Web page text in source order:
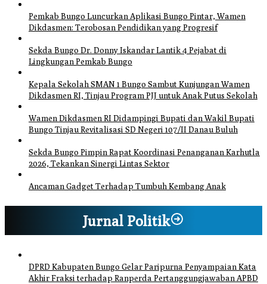
Pemkab Bungo Luncurkan Aplikasi Bungo Pintar, Wamen
Dikdasmen: Terobosan Pendidikan yang Progresif
Sekda Bungo Dr. Donny Iskandar Lantik 4 Pejabat di
Lingkungan Pemkab Bungo
Kepala Sekolah SMAN 1 Bungo Sambut Kunjungan Wamen
Dikdasmen RI, Tinjau Program PJJ untuk Anak Putus Sekolah
Wamen Dikdasmen RI Didampingi Bupati dan Wakil Bupati
Bungo Tinjau Revitalisasi SD Negeri 107/II Danau Buluh
Sekda Bungo Pimpin Rapat Koordinasi Penanganan Karhutla
2026, Tekankan Sinergi Lintas Sektor
Ancaman Gadget Terhadap Tumbuh Kembang Anak
Jurnal Politik
DPRD Kabupaten Bungo Gelar Paripurna Penyampaian Kata
Akhir Fraksi terhadap Ranperda Pertanggungjawaban APBD